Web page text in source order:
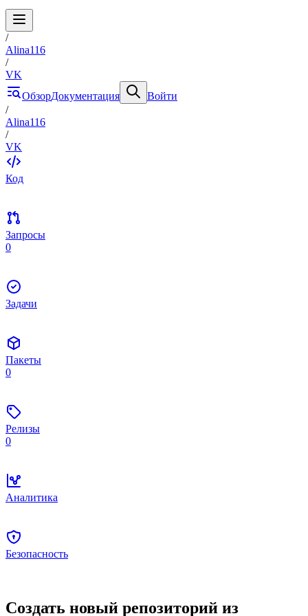
/
Alina116
/
VK
ОбзорДокументация
Войти
/
Alina116
/
VK
Код
Запросы
0
Задачи
Пакеты
0
Релизы
0
Аналитика
Безопасность
Создать новый репозиторий из